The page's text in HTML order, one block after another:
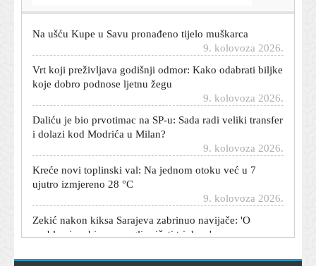
9. kolovoza 2026.
koje dobro podnose ljetnu žegu
i dolazi kod Modrića u Milan?
ujutro izmjereno 28 °C
problemima bismo mogli pričati tri dana'
9. kolovoza 2026.
Dijete se zaključalo u automobilu, a ključevi su unutra: